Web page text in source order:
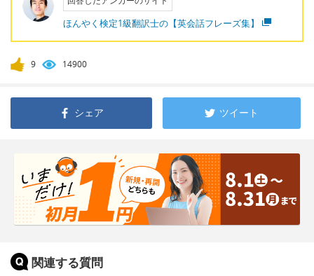
ほんやく検定1級翻訳士の【英会話フレーズ集】
9 14900
シェア ツイート
関連する質問